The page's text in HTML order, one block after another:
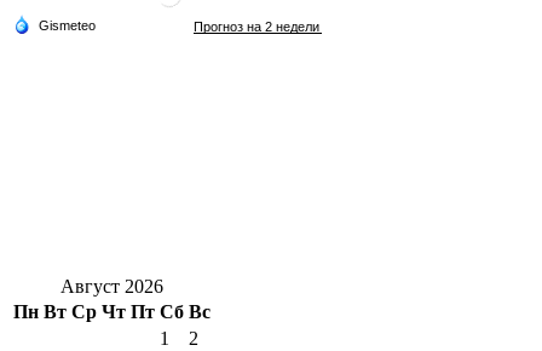
Август 2026
Пн Вт Ср Чт Пт Сб Вс
1
2